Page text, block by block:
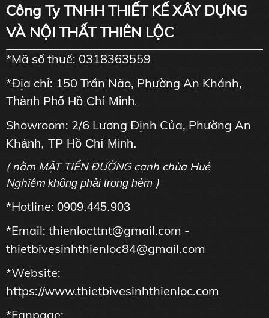
Công Ty TNHH THIẾT KẾ XÂY DỰNG
VÀ NỘI THẤT THIÊN LỘC
*Mã số thuế: 0318363559
*Địa chỉ: 150 Trần Não, Phường An Khánh,
Thành Phố Hồ Chí Minh.
Showroom: 2/6 Lương Định Của, Phường An
Khánh, TP Hồ Chí Minh.
( nằm MẶT TIỀN ĐƯỜNG cạnh chùa Huê
Nghiêm không phải trong hẻm )
*Hotline: 0909.445.903
*Email: thienlocttnt@gmail.com -
thietbivesinhthienloc84@gmail.com
*Website:
https://www.thietbivesinhthienloc.com
*Fanpage: